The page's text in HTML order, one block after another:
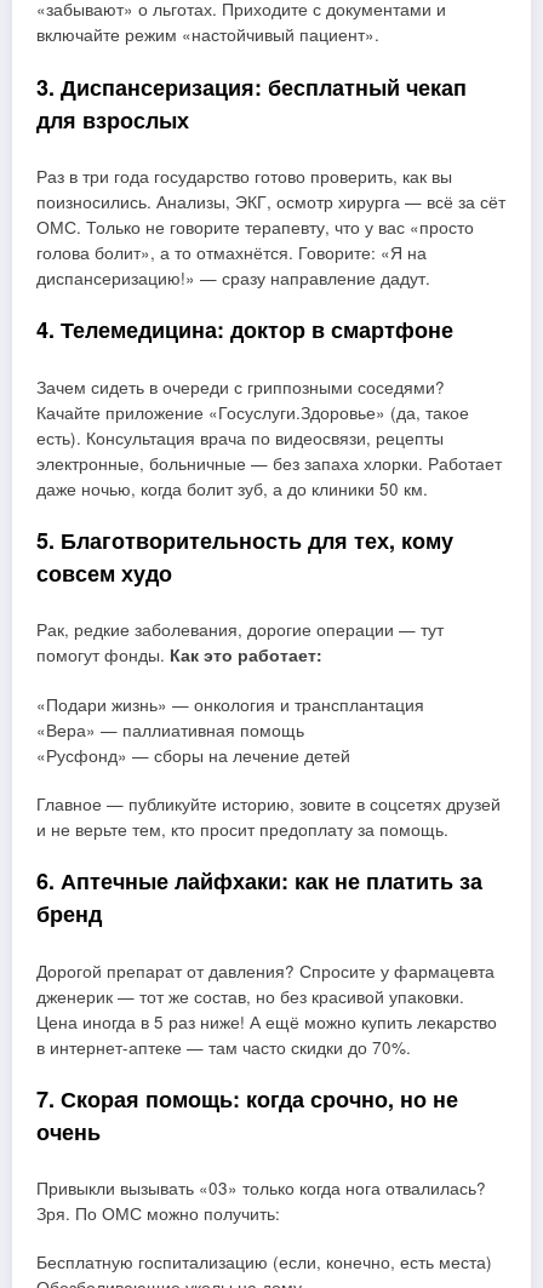
«забывают» о льготах. Приходите с документами и
включайте режим «настойчивый пациент».
3. Диспансеризация: бесплатный чекап
для взрослых
Раз в три года государство готово проверить, как вы
поизносились. Анализы, ЭКГ, осмотр хирурга — всё за сёт
ОМС. Только не говорите терапевту, что у вас «просто
голова болит», а то отмахнётся. Говорите: «Я на
диспансеризацию!» — сразу направление дадут.
4. Телемедицина: доктор в смартфоне
Зачем сидеть в очереди с гриппозными соседями?
Качайте приложение «Госуслуги.Здоровье» (да, такое
есть). Консультация врача по видеосвязи, рецепты
электронные, больничные — без запаха хлорки. Работает
даже ночью, когда болит зуб, а до клиники 50 км.
5. Благотворительность для тех, кому
совсем худо
Рак, редкие заболевания, дорогие операции — тут
помогут фонды. Как это работает:
«Подари жизнь» — онкология и трансплантация
«Вера» — паллиативная помощь
«Русфонд» — сборы на лечение детей
Главное — публикуйте историю, зовите в соцсетях друзей
и не верьте тем, кто просит предоплату за помощь.
6. Аптечные лайфхаки: как не платить за
бренд
Дорогой препарат от давления? Спросите у фармацевта
дженерик — тот же состав, но без красивой упаковки.
Цена иногда в 5 раз ниже! А ещё можно купить лекарство
в интернет-аптеке — там часто скидки до 70%.
7. Скорая помощь: когда срочно, но не
очень
Привыкли вызывать «03» только когда нога отвалилась?
Зря. По ОМС можно получить:
Бесплатную госпитализацию (если, конечно, есть места)